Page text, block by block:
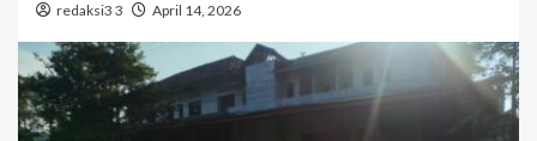
redaksi3 3 April 14, 2026